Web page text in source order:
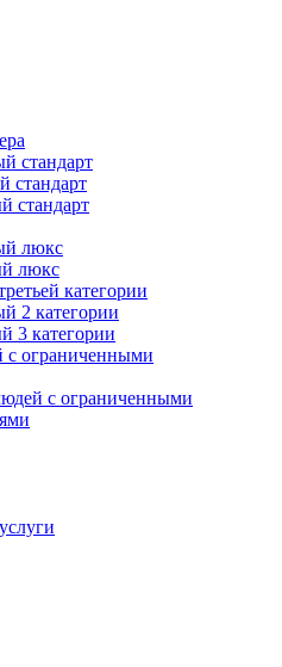
стандарт
стандарт
стандарт
люкс
люкс
категории
2 категории
3 категории
с ограниченными
с ограниченными